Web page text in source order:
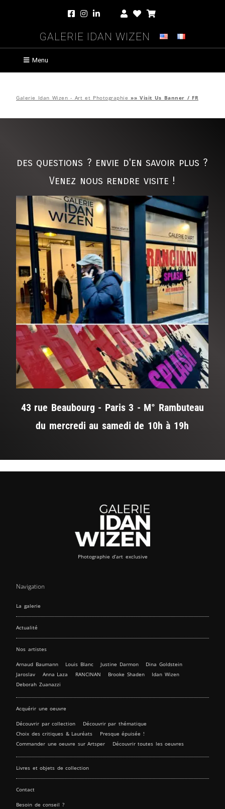
Galerie Idan Wizen
Menu
Galerie Idan Wizen - Art et Photographie »» Visit Us Banner / FR
des questions ? envie d'en savoir plus ?
Venez nous rendre visite !
43 rue Beaubourg - Paris 3 - M° Rambuteau
du mercredi au samedi de 10h à 19h
Photographie d’art exclusive
Navigation
La galerie
Actualité
Nos artistes
Arnaud Baumann Louis Blanc Justine Darmon
Dina Goldstein
Jaroslav
Anna Laza RANCINAN Brooke Shaden
Idan Wizen
Deborah Zuanazzi
Acquérir une oeuvre
Découvrir par collection
Découvrir par thématique
Choix des critiques & Lauréats
Presque épuisée !
Commander une oeuvre sur Artsper
Découvrir toutes les oeuvres
Livres et objets de collection
Contact
Besoin de conseil ?